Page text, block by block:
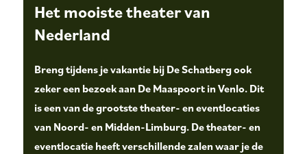
Het mooiste theater van
Nederland
Breng tijdens je vakantie bij De Schatberg ook
zeker een bezoek aan De Maaspoort in Venlo. Dit
is een van de grootste theater- en eventlocaties
van Noord- en Midden-Limburg. De theater- en
eventlocatie heeft verschillende zalen waar je de